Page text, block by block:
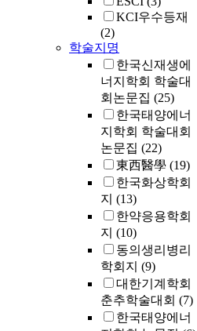
KCI우수등재
(2)
학술지명
한국신재생에
너지학회 학술대
회논문집 (25)
한국태양에너
지학회 학술대회
논문집 (22)
東西醫學 (19)
한국화상학회
지 (13)
한약응용학회
지 (10)
동의생리병리
학회지 (9)
대한기계학회
춘추학술대회 (7)
한국태양에너